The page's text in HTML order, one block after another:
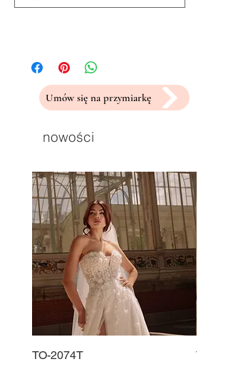
Umów się na przymiarkę
nowości
TO-2074T TO-